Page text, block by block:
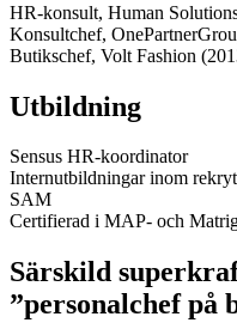
HR-konsult, Human
Konsultchef,
Butikschef, Volt Fashion
Utbildning
Sensus HR-koordinator
Internutbildningar inom
SAM
Certifierad i MAP- och
Särskild
”personalchef på